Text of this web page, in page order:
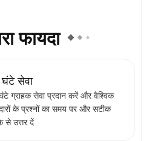
फायदा
सेवा
ग्राहक सेवा प्रदान करें और वैश्विक
के प्रश्नों का समय पर और सटीक
से उत्तर दें